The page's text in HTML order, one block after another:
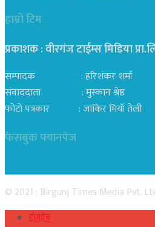
हाम्रो टिम
प्रकाशक : वीरगंज टाईम्स मिडिया
सम्पादक : हरिशंकर शर्मा
संवाददाता : मुस्कान श्रेष्ठ
फोटो पत्रकार : जाकिर मियाँ तेली
फेसबुक फ्यानपेज
© 2021 : Birgunj Times Media Pvt.
होमपेज